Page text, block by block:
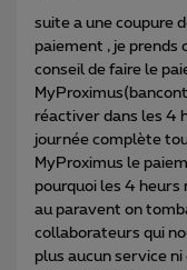
suite a une coupure
paiement , je prends
conseil de faire le
réactiver dans les 4
journée complète
MyProximus le
pourquoi les 4 heurs
au paravent on
collaborateurs qui
plus aucun service